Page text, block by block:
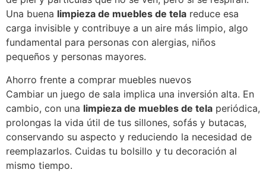
Una buena limpieza de muebles de tela reduce esa
carga invisible y contribuye a un aire más limpio, algo
fundamental para personas con alergias, niños
pequeños y personas mayores.
Ahorro frente a comprar muebles nuevos
Cambiar un juego de sala implica una inversión alta. En
cambio, con una limpieza de muebles de tela periódica,
prolongas la vida útil de tus sillones, sofás y butacas,
conservando su aspecto y reduciendo la necesidad de
reemplazarlos. Cuidas tu bolsillo y tu decoración al
mismo tiempo.